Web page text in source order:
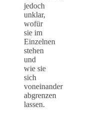
jedoch
unklar,
wofür
sie im
Einzelnen
stehen
und
wie sie
sich
voneinander
abgrenzen
lassen.